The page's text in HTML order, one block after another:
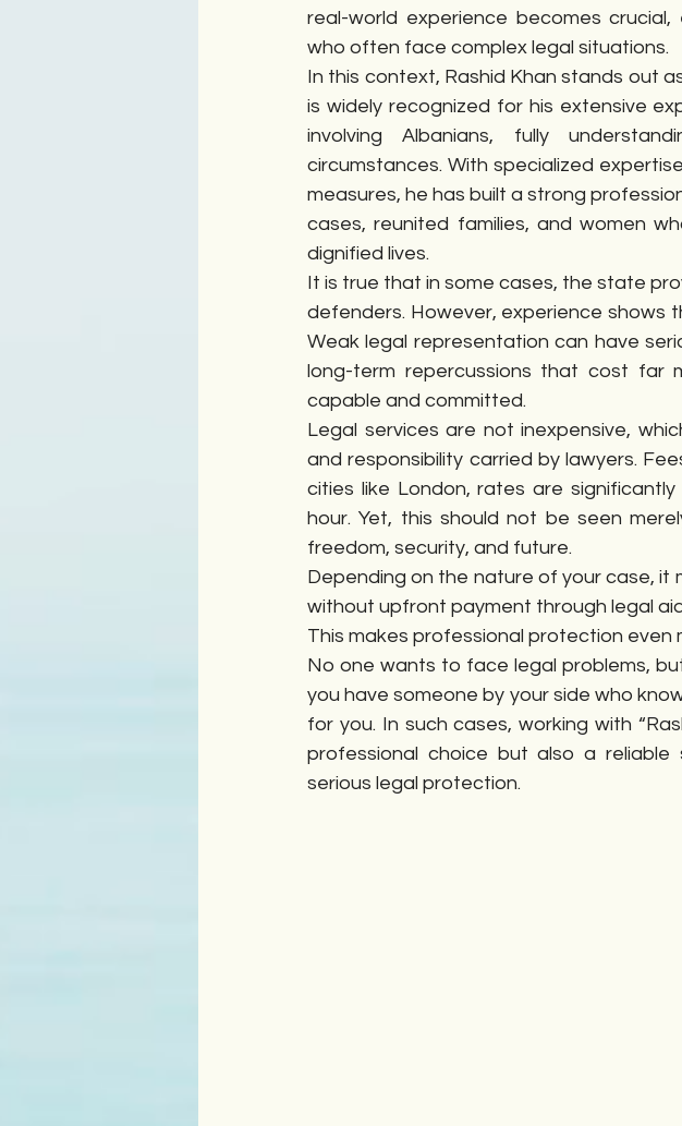
real-world experience becomes
who often face complex legal situations.
In this context, Rashid Khan stands out
is widely recognized for his extensive
involving Albanians, fully
circumstances. With specialized
measures, he has built a strong
cases, reunited families, and women
dignified lives.
It is true that in some cases, the state
defenders. However, experience shows
Weak legal representation can have
long-term repercussions that cost
capable and committed.
Legal services are not inexpensive,
and responsibility carried by lawyers.
cities like London, rates are
hour. Yet, this should not be seen
freedom, security, and future.
Depending on the nature of your case, it
without upfront payment through legal
This makes professional protection
No one wants to face legal problems,
you have someone by your side who
for you. In such cases, working with
professional choice but also a
serious legal protection.